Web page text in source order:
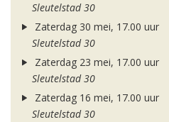
Sleutelstad 30
Zaterdag 30 mei, 17.00 uur
Sleutelstad 30
Zaterdag 23 mei, 17.00 uur
Sleutelstad 30
Zaterdag 16 mei, 17.00 uur
Sleutelstad 30